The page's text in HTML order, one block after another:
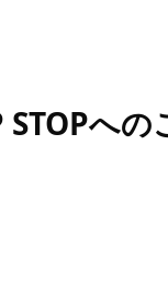
STOPへの